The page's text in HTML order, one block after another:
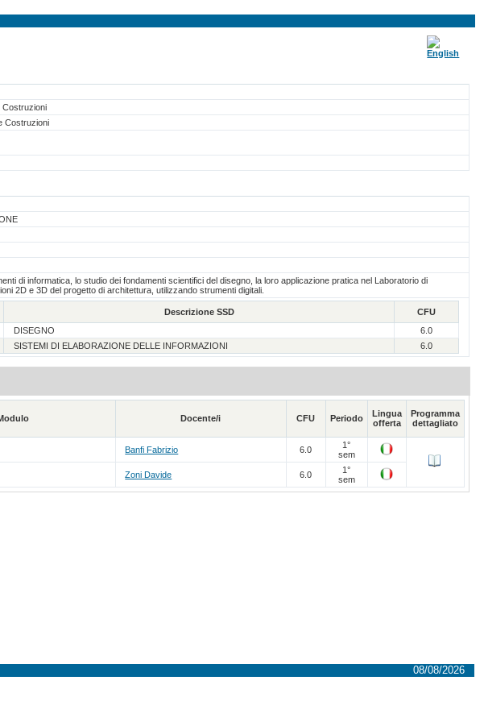
Costruzioni
Costruzioni
di informatica, lo studio dei fondamenti scientifici del disegno, la loro applicazione pratica nel Laboratorio di
2D e 3D del progetto di architettura, utilizzando strumenti digitali.
Descrizione SSD
CFU
DISEGNO
6.0
SISTEMI DI ELABORAZIONE DELLE INFORMAZIONI 6.0
Docente/i CFU Periodo
Lingua
offerta
Programma
dettagliato
Banfi Fabrizio 6.0
1°
sem
Zoni Davide 6.0
1°
sem
08/08/2026